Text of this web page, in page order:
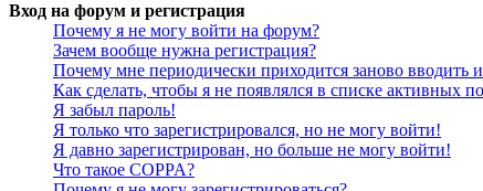
Вход на форум и регистрация
Почему я не могу войти на форум?
Зачем вообще нужна регистрация?
Почему мне периодически приходится заново вводить
Как сделать, чтобы я не появлялся в списке активных
Я забыл пароль!
Я только что зарегистрировался, но не могу войти!
Я давно зарегистрирован, но больше не могу войти!
Что такое COPPA?